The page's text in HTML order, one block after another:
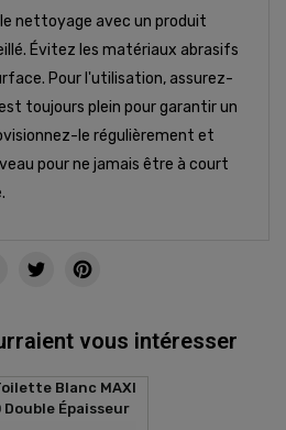
nettoyage avec un produit
Évitez les matériaux abrasifs
Pour l'utilisation, assurez-
toujours plein pour garantir un
le régulièrement et
pour ne jamais être à court
vous intéresser
Blanc MAXI
Double Épaisseur